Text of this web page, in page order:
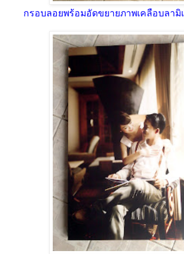
กรอบลอยพร้อมอัดขยายภาพเคลือบลามิ